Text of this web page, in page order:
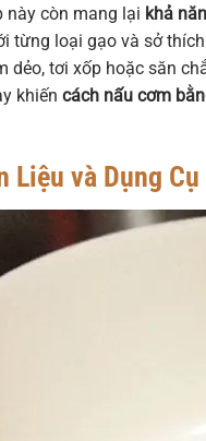
này còn mang lại khả
từng loại gạo và sở
dẻo, tơi xốp hoặc săn
khiến cách nấu cơm
Liệu và Dụng Cụ